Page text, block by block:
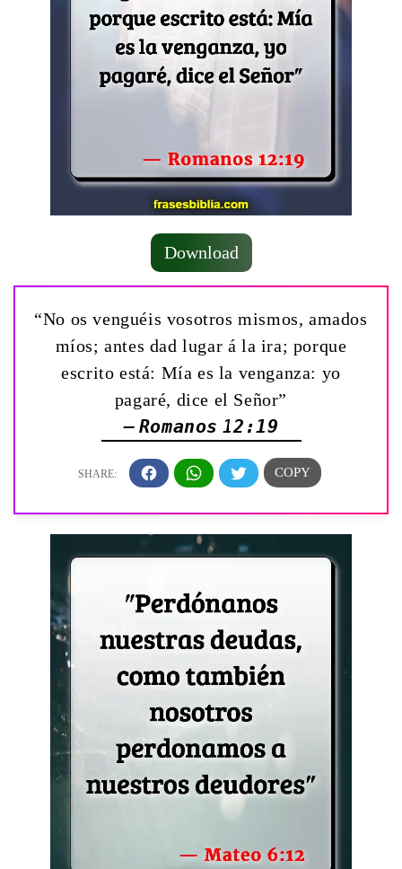
Download
“No os venguéis vosotros mismos, amados
míos; antes dad lugar á la ira; porque
escrito está: Mía es la venganza: yo
pagaré, dice el Señor”
— Romanos 12:19